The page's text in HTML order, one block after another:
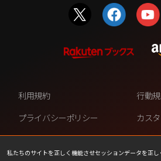
私たちのサイトを正しく機能させセッションデータを正
利用規約
行動
プライバシーポリシー
カス
ファンコンテンツ・ポリシー
個人
ない